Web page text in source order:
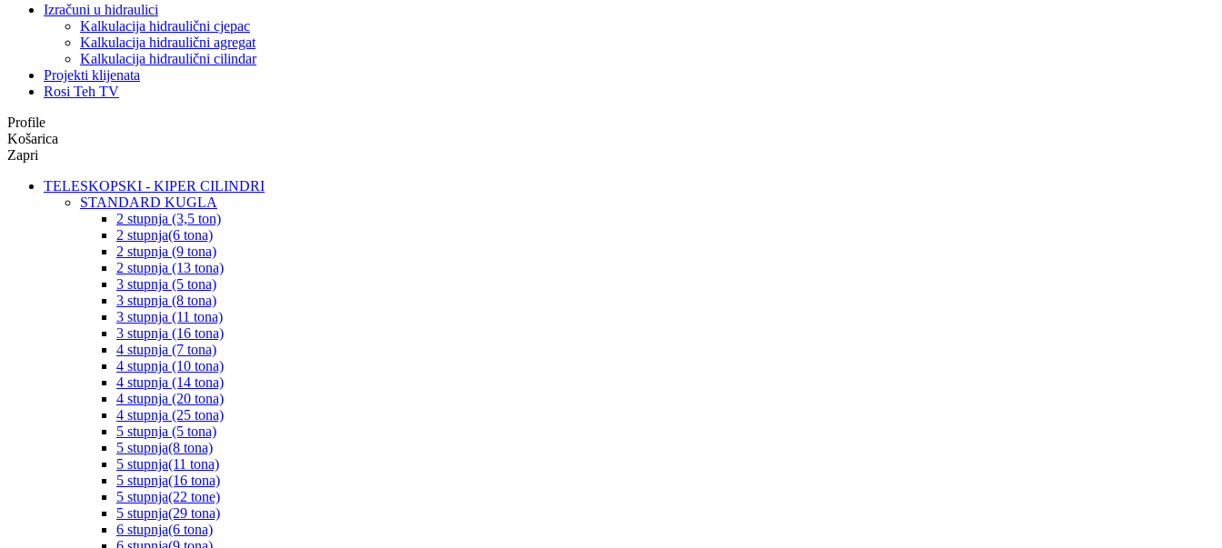
Izračuni u hidraulici
Kalkulacija hidraulični cjepac
Kalkulacija hidraulični agregat
Kalkulacija hidraulični cilindar
Projekti klijenata
Rosi Teh TV
Profile
Košarica
Zapri
TELESKOPSKI - KIPER CILINDRI
STANDARD KUGLA
2 stupnja (3,5 ton)
2 stupnja(6 tona)
2 stupnja (9 tona)
2 stupnja (13 tona)
3 stupnja (5 tona)
3 stupnja (8 tona)
3 stupnja (11 tona)
3 stupnja (16 tona)
4 stupnja (7 tona)
4 stupnja (10 tona)
4 stupnja (14 tona)
4 stupnja (20 tona)
4 stupnja (25 tona)
5 stupnja (5 tona)
5 stupnja(8 tona)
5 stupnja(11 tona)
5 stupnja(16 tona)
5 stupnja(22 tone)
5 stupnja(29 tona)
6 stupnja(6 tona)